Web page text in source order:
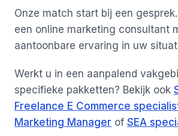
Onze match start bij een
een online marketing consultant
aantoonbare ervaring in uw
Werkt u in een aanpalend
specifieke pakketten? Bekijk ook
Freelance E Commerce
Marketing Manager of SEA